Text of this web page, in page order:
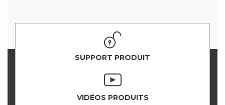
SUPPORT PRODUIT
VIDÉOS PRODUITS